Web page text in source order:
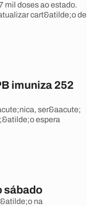
mil doses ao estado.
cart&atilde;o de
imuniza 252
ser&aacute;
espera
sábado
na